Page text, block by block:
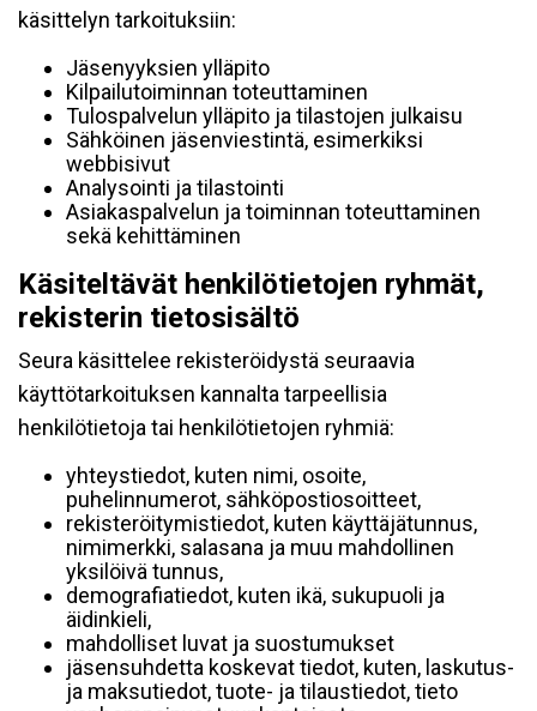
käsittelyn tarkoituksiin:
Jäsenyyksien ylläpito
Kilpailutoiminnan toteuttaminen
Tulospalvelun ylläpito ja tilastojen julkaisu
Sähköinen jäsenviestintä, esimerkiksi
webbisivut
Analysointi ja tilastointi
Asiakaspalvelun ja toiminnan toteuttaminen
sekä kehittäminen
Käsiteltävät henkilötietojen ryhmät,
rekisterin tietosisältö
Seura käsittelee rekisteröidystä seuraavia
käyttötarkoituksen kannalta tarpeellisia
henkilötietoja tai henkilötietojen ryhmiä:
yhteystiedot, kuten nimi, osoite,
puhelinnumerot, sähköpostiosoitteet,
rekisteröitymistiedot, kuten käyttäjätunnus,
nimimerkki, salasana ja muu mahdollinen
yksilöivä tunnus,
demografiatiedot, kuten ikä, sukupuoli ja
äidinkieli,
mahdolliset luvat ja suostumukset
jäsensuhdetta koskevat tiedot, kuten, laskutus-
ja maksutiedot, tuote- ja tilaustiedot, tieto